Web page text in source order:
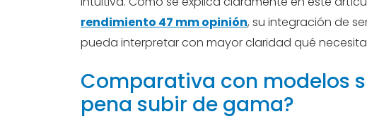
rendimiento 47 mm opinión, su integración de
pueda interpretar con mayor claridad qué
Comparativa con modelos
pena subir de gama?